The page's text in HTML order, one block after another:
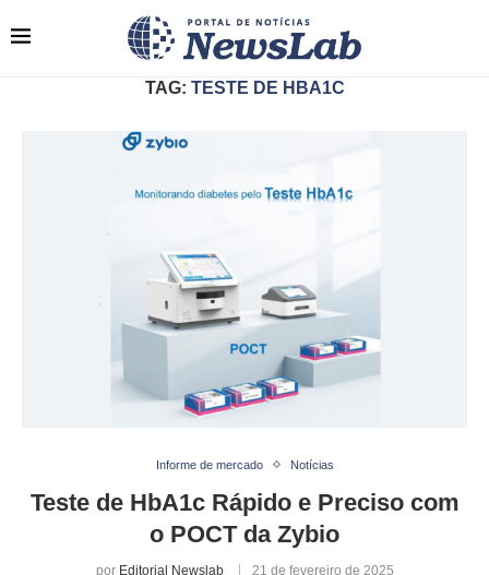
TAG: TESTE DE HBA1C
Informe de mercado Notícias
Teste de HbA1c Rápido e Preciso com
o POCT da Zybio
por Editorial Newslab 21 de fevereiro de 2025